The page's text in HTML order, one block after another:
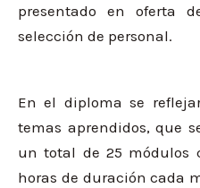
presentado en oferta
selección de personal.
En el diploma se
temas aprendidos, que
un total de 25 módulos
horas de duración cada